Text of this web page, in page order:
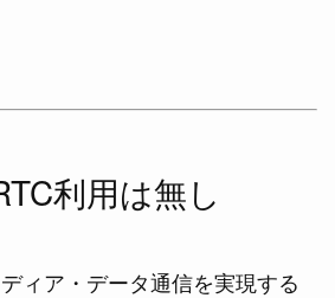
利用は無し
ィア・データ通信を実現する